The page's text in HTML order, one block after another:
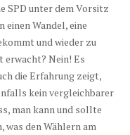
SPD unter dem Vorsitz
Wandel, eine
und wieder zu
Nein! Es
die Erfahrung zeigt,
kein vergleichbarer
man kann und sollte
was den Wählern am